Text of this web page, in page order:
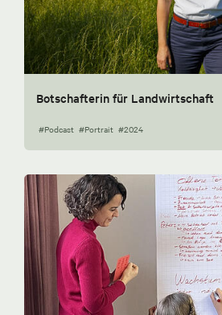
Botschafterin für Landwirtschaft
#Podcast #Portrait #2024